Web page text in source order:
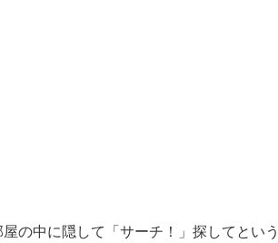
の中に隠して「サーチ！」探してという